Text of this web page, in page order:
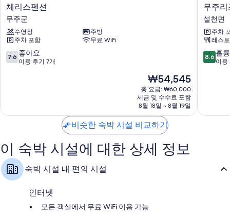
체
리
스
펜
션
무
주
체리스펜션
무주군
수영장
주방
주차 포함
무료 WiFi
10
점
좋
이
용
후
기
7
7.6 좋아요
이용 후기 7개
현
재
요
금
₩54,545
₩54,545
총 요금: ₩60,000
세금 및 수수료 포함
8월 18일 ~ 8월 19일
무
주
리
조
텔
설
천
무주리
설천면
주차
레스
10
점
훌
8.6 훌
이용
비슷한 숙박 시설 비교하기
이 숙박 시설에 대한 상세 정보
숙박 시설 내 편의 시설
인터넷
모든 객실에서 무료 WiFi 이용 가능